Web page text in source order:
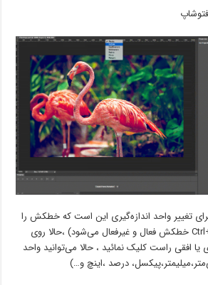
تغییر واحد اندازه‌گیری این است که خطکش را
فعال کنید(با فشار دادن Ctrl+R خطکش فعال و غیرفعال می‌شود) ،حالا روی
افقی راست کلیک نمائید ، حالا می‌توانید واحد
درصد ،اینچ و…)